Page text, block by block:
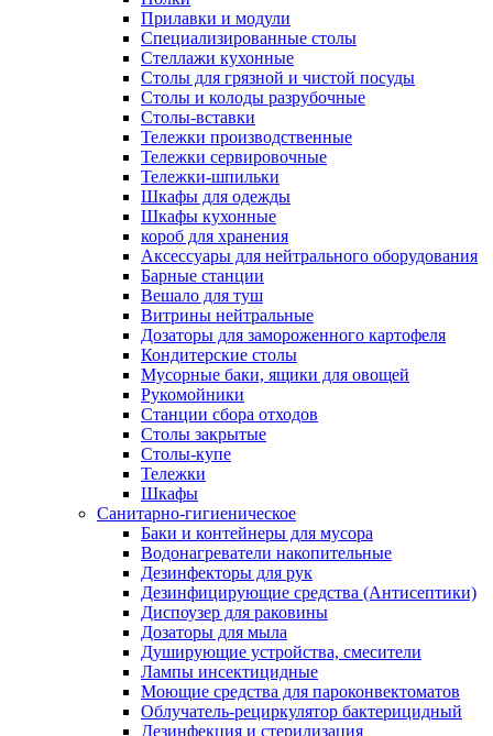
Прилавки и модули
Специализированные столы
Стеллажи кухонные
Столы для грязной и чистой посуды
Столы и колоды разрубочные
Столы-вставки
Тележки производственные
Тележки сервировочные
Тележки-шпильки
Шкафы для одежды
Шкафы кухонные
короб для хранения
Аксессуары для нейтрального оборудования
Барные станции
Вешало для туш
Витрины нейтральные
Дозаторы для замороженного картофеля
Кондитерские столы
Мусорные баки, ящики для овощей
Рукомойники
Станции сбора отходов
Столы закрытые
Столы-купе
Тележки
Шкафы
Санитарно-гигиеническое
Баки и контейнеры для мусора
Водонагреватели накопительные
Дезинфекторы для рук
Дезинфицирующие средства (Антисептики)
Диспоузер для раковины
Дозаторы для мыла
Душирующие устройства, смесители
Лампы инсектицидные
Моющие средства для пароконвектоматов
Облучатель-рециркулятор бактерицидный
Дезинфекция и стерилизация